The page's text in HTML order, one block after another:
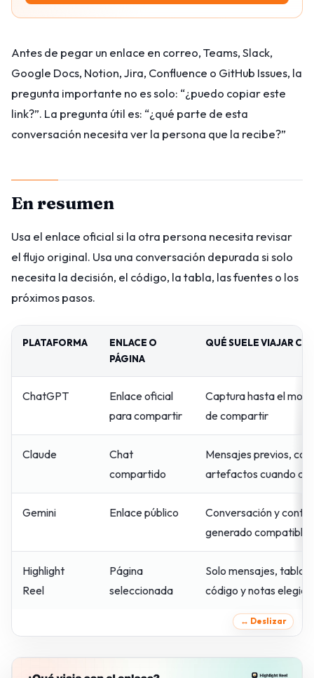
Antes de pegar un enlace en correo, Teams, Slack,
Google Docs, Notion, Jira, Confluence o GitHub Issues, la
pregunta importante no es solo: “¿puedo copiar este
link?”. La pregunta útil es: “¿qué parte de esta
conversación necesita ver la persona que la recibe?”
En resumen
Usa el enlace oficial si la otra persona necesita revisar
el flujo original. Usa una conversación depurada si solo
necesita la decisión, el código, la tabla, las fuentes o los
próximos pasos.
PLATAFORMA
ENLACE O
PÁGINA
QUÉ SUELE VIAJAR
ChatGPT
Enlace oficial
para compartir
Captura hasta el
de compartir
Claude
Chat
compartido
Mensajes previos, con
artefactos cuando
Gemini Enlace público
Conversación y
generado compatible
Highlight
Reel
Página
seleccionada
Solo mensajes, tablas,
código y notas